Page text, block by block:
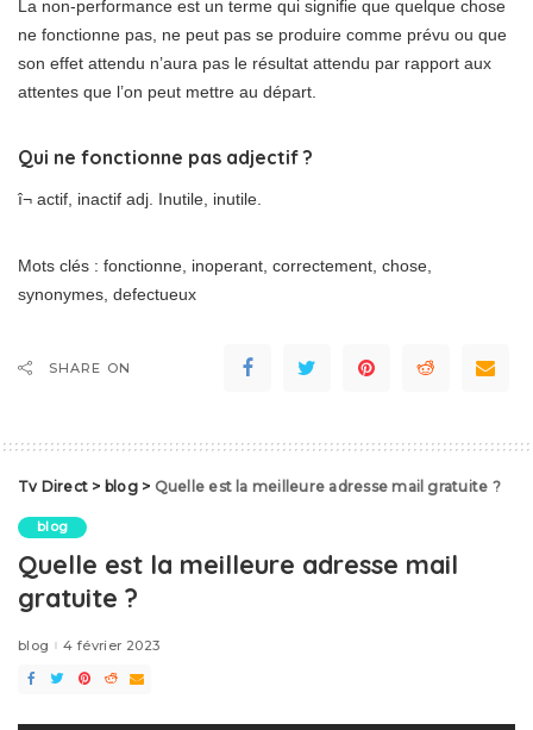
La non-performance est un terme qui signifie que quelque chose
ne fonctionne pas, ne peut pas se produire comme prévu ou que
son effet attendu n’aura pas le résultat attendu par rapport aux
attentes que l’on peut mettre au départ.
Qui ne fonctionne pas adjectif ?
î¬ actif, inactif adj. Inutile, inutile.
Mots clés : fonctionne, inoperant, correctement, chose,
synonymes, defectueux
SHARE ON
Tv Direct > blog> Quelle est la meilleure adresse mail gratuite ?
blog
Quelle est la meilleure adresse mail
gratuite ?
blog 4 février 2023